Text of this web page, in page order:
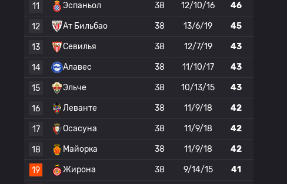
11 Эспаньол 38 12/10/16 46
12 Ат Бильбао 38 13/6/19 45
13 Севилья 38 12/7/19 43
14 Алавес 38 11/10/17 43
15 Эльче 38 10/13/15 43
16 Леванте 38 11/9/18 42
17 Осасуна 38 11/9/18 42
18 Майорка 38 11/9/18 42
19 Жирона 38 9/14/15 41